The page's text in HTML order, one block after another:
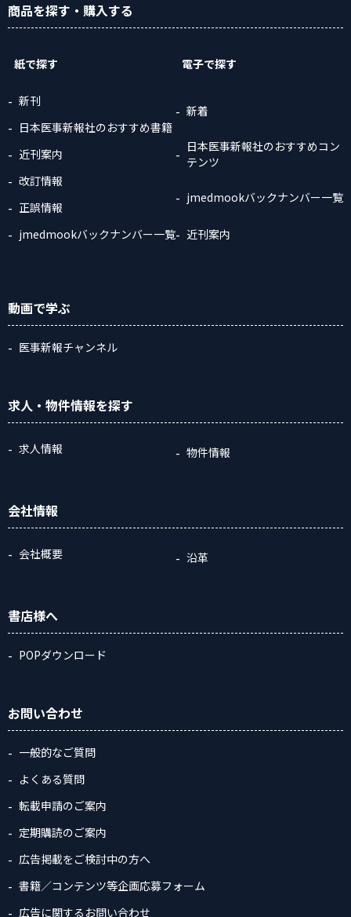
商品を探す ・購入する
紙で探す
新刊
日本医事新報社のおすすめ書籍
近刊案内
改訂情報
正誤情報
jmedmookバックナンバー一覧
電子で探す
新着
日本医事新報社のおすすめコン
テンツ
jmedmookバックナンバー一覧
近刊案内
動画で学ぶ
医事新報チャンネル
求人・物件情報を探す
求人情報 物件情報
会社情報
会社概要 沿革
書店様へ
POPダウンロード
お問い合わせ
一般的なご質問
よくある質問
転載申請のご案内
定期購読のご案内
広告掲載をご検討中の方へ
書籍／コンテンツ等企画応募フォーム
広告に関するお問い合わせ